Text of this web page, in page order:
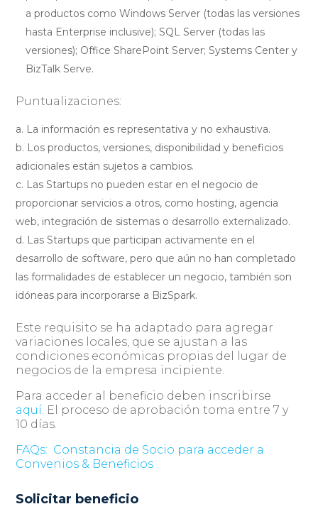
a productos como Windows Server (todas las versiones
hasta Enterprise inclusive); SQL Server (todas las
versiones); Office SharePoint Server; Systems Center y
BizTalk Serve.
Puntualizaciones:
La información es representativa y no exhaustiva.
Los productos, versiones, disponibilidad y beneficios
adicionales están sujetos a cambios.
Las Startups no pueden estar en el negocio de
proporcionar servicios a otros, como hosting, agencia
web, integración de sistemas o desarrollo externalizado.
Las Startups que participan activamente en el
desarrollo de software, pero que aún no han completado
las formalidades de establecer un negocio, también son
idóneas para incorporarse a BizSpark.
Este requisito se ha adaptado para agregar
variaciones locales, que se ajustan a las
condiciones económicas propias del lugar de
negocios de la empresa incipiente.
Para acceder al beneficio deben inscribirse
aquí. El proceso de aprobación toma entre 7 y
10 días.
FAQs: Constancia de Socio para acceder a
Convenios & Beneficios
Solicitar beneficio